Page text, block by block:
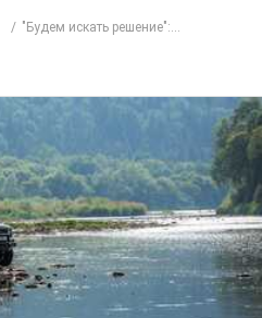
"Будем искать решение":...